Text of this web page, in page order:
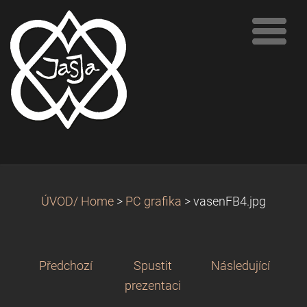
ÚVOD/ Home > PC grafika > vasenFB4.jpg
Předchozí
Spustit
prezentaci
Následující